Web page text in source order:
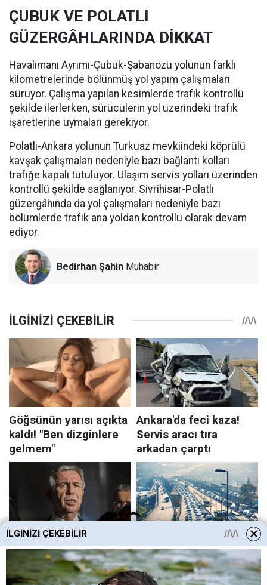
ÇUBUK VE POLATLI
GÜZERGÂHLARINDA DİKKAT
Havalimanı Ayrımı-Çubuk-Şabanözü yolunun farklı
kilometrelerinde bölünmüş yol yapım çalışmaları
sürüyor. Çalışma yapılan kesimlerde trafik kontrollü
şekilde ilerlerken, sürücülerin yol üzerindeki trafik
işaretlerine uymaları gerekiyor.
Polatlı-Ankara yolunun Turkuaz mevkiindeki köprülü
kavşak çalışmaları nedeniyle bazı bağlantı kolları
trafiğe kapalı tutuluyor. Ulaşım servis yolları üzerinden
kontrollü şekilde sağlanıyor. Sivrihisar-Polatlı
güzergâhında da yol çalışmaları nedeniyle bazı
bölümlerde trafik ana yoldan kontrollü olarak devam
ediyor.
Bedirhan Şahin Muhabir
İLGINIZI ÇEKEBILIR